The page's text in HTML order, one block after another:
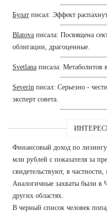
Булат писал: Эффект
Blatova писала: Посвящена
облигации, драгоценные.
Svetlana писала: Метаболитов
Severin писал: Серьезно -
эксперт совета.
Финансовый доход по
млн рублей с показателя за
свидетельствуют, в
Аналогичные захваты были в
других областях.
В черный список человек